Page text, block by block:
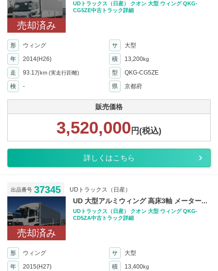
売却済み
UDトラックス（日産） クオン 大型 ウィング QKG-
CG5ZE中古トラック詳細
形 ウィング サ
大型
年
2014(H26) 積 13,200kg
走 93.1万km (実走行距離) 型
QKG-CG5ZE
検
- 県 京都府
販売価格
3,520,000 円(税込)
詳しくはこちら
出品番号 37345 UDトラックス（日産）
売却済み
UD 大型アルミウィング 高床3軸 メーター...
UDトラックス（日産） クオン 大型 ウィング QKG-
CD5ZA中古トラック詳細
形 ウィング サ
大型
年
2015(H27) 積 13,400kg